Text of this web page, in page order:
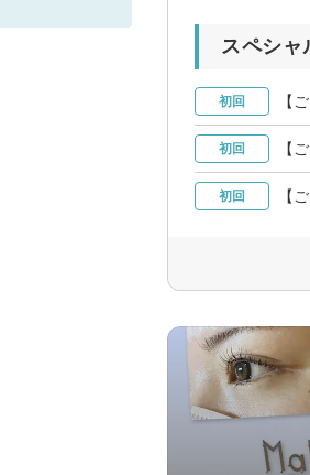
スペシャ
初回 【
初回 【
初回 【